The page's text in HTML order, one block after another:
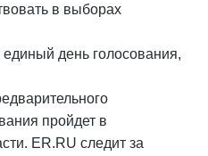
в выборах
день голосования,
пройдет в
ER.RU следит за